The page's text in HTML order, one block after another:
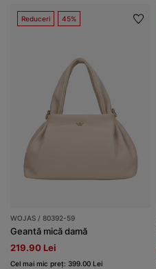
Reduceri 45%
WOJAS / 80392-59
Geantă mică damă
219.90 Lei
Cel mai mic preț: 399.00 Lei